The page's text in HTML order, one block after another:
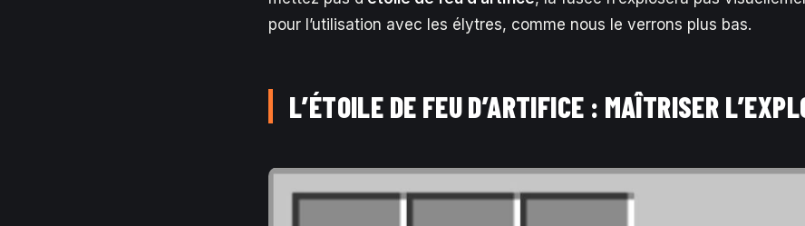
pour l’utilisation avec les élytres, comme nous le verrons plus bas.
L’ÉTOILE DE FEU D’ARTIFICE : MAÎTRISER